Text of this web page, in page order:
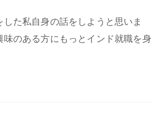
た私自身の話をしようと思いま
のある方にもっとインド就職を身